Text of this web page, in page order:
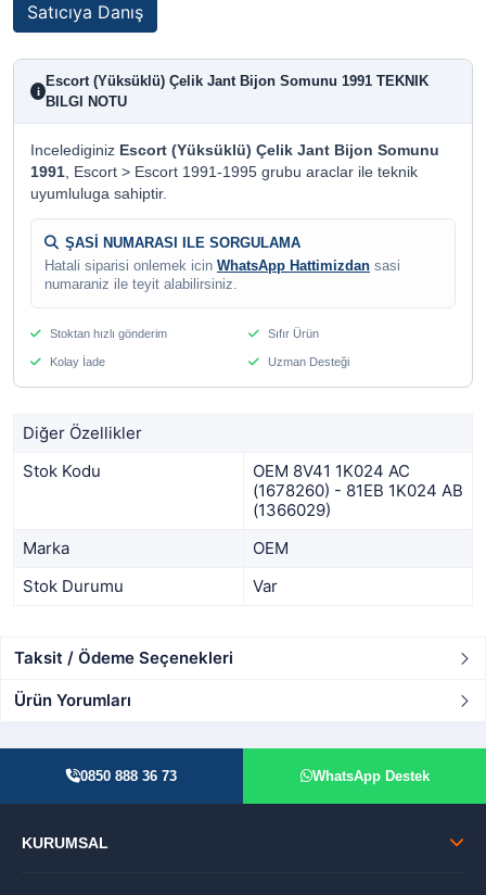
Satıcıya Danış
i
Escort (Yüksüklü) Çelik Jant Bijon Somunu 1991 TEKNIK
BILGI NOTU
Incelediginiz Escort (Yüksüklü) Çelik Jant Bijon Somunu
1991, Escort > Escort 1991-1995 grubu araclar ile teknik
uyumluluga sahiptir.
ŞASİ NUMARASI ILE SORGULAMA
Hatali siparisi onlemek icin WhatsApp Hattimizdan sasi
numaraniz ile teyit alabilirsiniz.
Stoktan hızlı gönderim Sıfır Ürün
Kolay İade Uzman Desteği
Diğer Özellikler
Stok Kodu
OEM 8V41 1K024 AC
(1678260) - 81EB 1K024 AB
(1366029)
Marka
OEM
Stok Durumu
Var
Taksit / Ödeme Seçenekleri
Ürün Yorumları
0850 888 36 73 WhatsApp Destek
KURUMSAL